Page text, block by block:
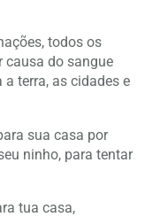
todos os
causa do sangue
terra, as cidades e
sua casa por
ninho, para tentar
tua casa,